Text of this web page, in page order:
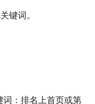
键词。
：排名上首页或第